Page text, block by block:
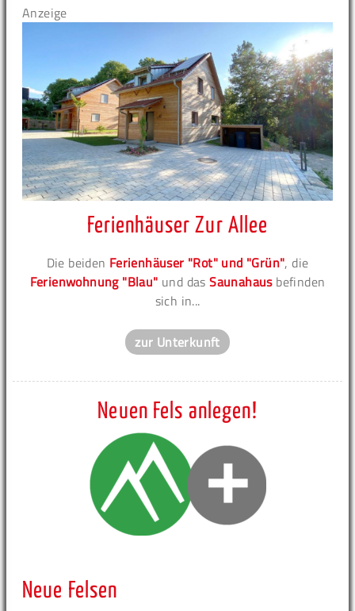
Anzeige
Ferienhäuser Zur Allee
Die beiden Ferienhäuser "Rot" und "Grün", die
Ferienwohnung "Blau" und dasSaunahausbefinden
sich in...
zur Unterkunft
Neuen Fels anlegen!
Neue Felsen